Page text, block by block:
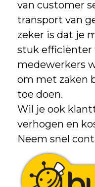
van customer
transport van
zeker is dat je
stuk efficiënter
medewerkers
om met zaken
toe doen.
Wil je ook
verhogen en
Neem snel